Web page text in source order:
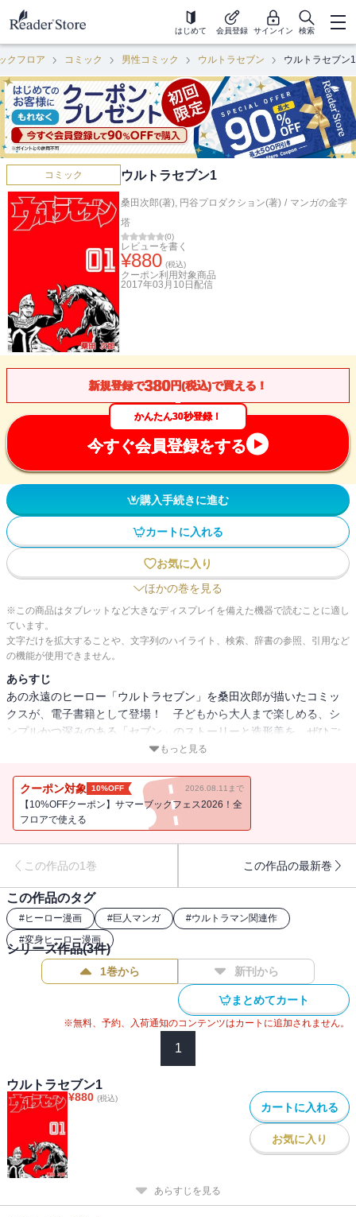
はじめて 会員登録 サインイン 検索
クフロア コミック 男性コミック ウルトラセブン ウルトラセブン1
コミック ウルトラセブン1
桑田次郎(著), 円谷プロダクション(著) / マンガの金字
塔
(0)
レビューを書く
¥880 (税込)
クーポン利用対象商品
2017年03月10日 配信
新規登録で380円(税込)で買える！
かんたん30秒登録！
今すぐ会員登録をする
購入手続きに進む
カートに入れる
お気に入り
ほかの巻を見る
※この商品はタブレットなど大きなディスプレイを備えた機器で読むことに適し
ています。
文字だけを拡大することや、文字列のハイライト、検索、辞書の参照、引用など
の機能が使用できません。
あらすじ
あの永遠のヒーロー「ウルトラセブン」を桑田次郎が描いたコミッ
クスが、電子書籍として登場！ 子どもから大人まで楽しめる、シ
ンプルかつ深みのある「セブン」のストーリーと造形美を、ぜひご
覧ください！監修・円谷プロダクション。
もっと見る
クーポン対象 10%OFF 2026.08.11まで
【10%OFFクーポン】サマーブックフェス2026！全
フロアで使える
この作品の1巻 この作品の最新巻
この作品のタグ
#ヒーロー漫画 #巨人マンガ #ウルトラマン関連作
#変身ヒーロー漫画
シリーズ作品(3件)
1巻から 新刊から
まとめてカート
※無料、予約、入荷通知のコンテンツはカートに追加されません。
1
ウルトラセブン1
¥880 (税込)
カートに入れる
お気に入り
あらすじを見る